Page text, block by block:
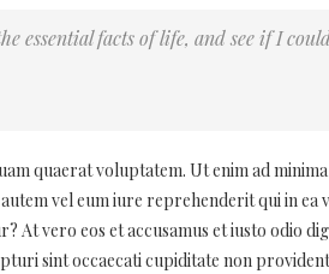
essential facts of life, and see if I
quaerat voluptatem. Ut enim ad
vel eum iure reprehenderit qui in ea
vero eos et accusamus et iusto odio
sint occaecati cupiditate non